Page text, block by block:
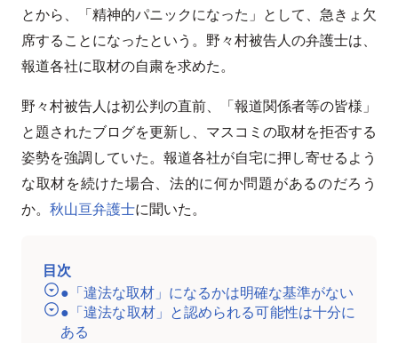
とから、「精神的パニックになった」として、急きょ欠
席することになったという。野々村被告人の弁護士は、
報道各社に取材の自粛を求めた。
野々村被告人は初公判の直前、「報道関係者等の皆様」
と題されたブログを更新し、マスコミの取材を拒否する
姿勢を強調していた。報道各社が自宅に押し寄せるよう
な取材を続けた場合、法的に何か問題があるのだろう
か。 秋山亘弁護士に聞いた。
目次
●「違法な取材」になるかは明確な基準がない
●「違法な取材」と認められる可能性は十分に
ある